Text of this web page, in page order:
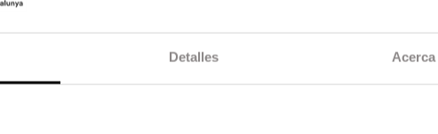
Detalles